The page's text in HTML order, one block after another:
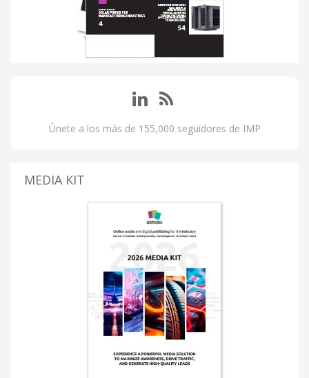
Únete a los más de 155,000 seguidores de IMP
MEDIA KIT